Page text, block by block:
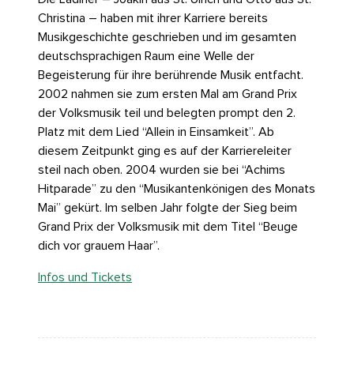
Christina – haben mit ihrer Karriere bereits
Musikgeschichte geschrieben und im gesamten
deutschsprachigen Raum eine Welle der
Begeisterung für ihre berührende Musik entfacht.
2002 nahmen sie zum ersten Mal am Grand Prix
der Volksmusik teil und belegten prompt den 2.
Platz mit dem Lied “Allein in Einsamkeit”. Ab
diesem Zeitpunkt ging es auf der Karriereleiter
steil nach oben. 2004 wurden sie bei “Achims
Hitparade” zu den “Musikantenkönigen des Monats
Mai” gekürt. Im selben Jahr folgte der Sieg beim
Grand Prix der Volksmusik mit dem Titel “Beuge
dich vor grauem Haar”.
Infos und Tickets